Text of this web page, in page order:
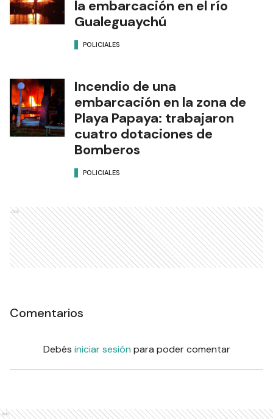
la embarcación en el río
Gualeguaychú
POLICIALES
Incendio de una
embarcación en la zona de
Playa Papaya: trabajaron
cuatro dotaciones de
Bomberos
POLICIALES
Ads
Comentarios
Debés iniciar sesión para poder comentar
Ads